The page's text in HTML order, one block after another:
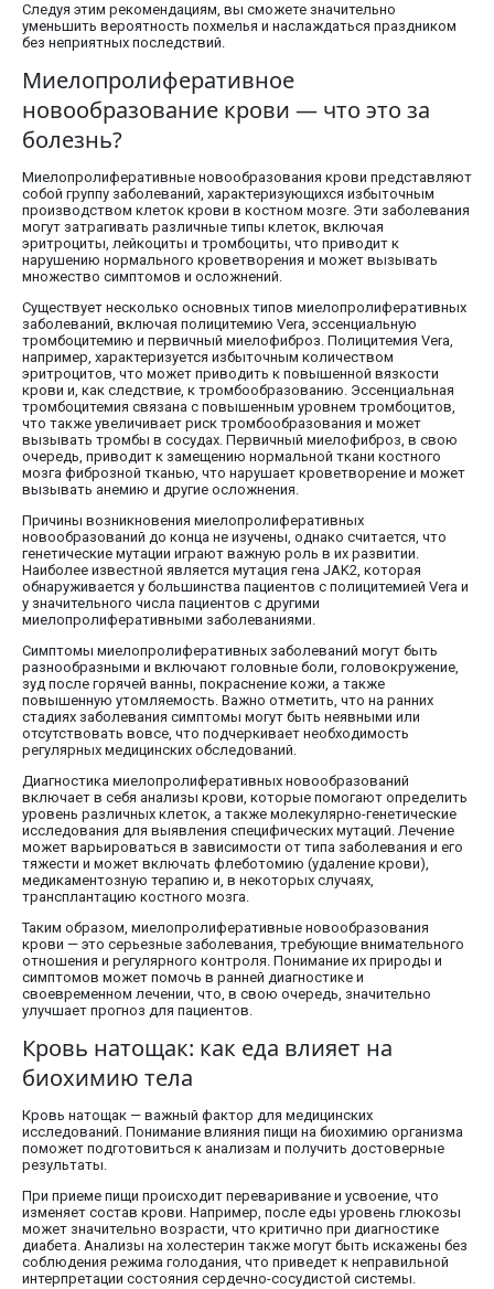
Следуя этим рекомендациям, вы сможете значительно
уменьшить вероятность похмелья и наслаждаться праздником
без неприятных последствий.
Миелопролиферативное
новообразование крови — что это за
болезнь?
Миелопролиферативные новообразования крови представляют
собой группу заболеваний, характеризующихся избыточным
производством клеток крови в костном мозге. Эти заболевания
могут затрагивать различные типы клеток, включая
эритроциты, лейкоциты и тромбоциты, что приводит к
нарушению нормального кроветворения и может вызывать
множество симптомов и осложнений.
Существует несколько основных типов миелопролиферативных
заболеваний, включая полицитемию Vera, эссенциальную
тромбоцитемию и первичный миелофиброз. Полицитемия Vera,
например, характеризуется избыточным количеством
эритроцитов, что может приводить к повышенной вязкости
крови и, как следствие, к тромбообразованию. Эссенциальная
тромбоцитемия связана с повышенным уровнем тромбоцитов,
что также увеличивает риск тромбообразования и может
вызывать тромбы в сосудах. Первичный миелофиброз, в свою
очередь, приводит к замещению нормальной ткани костного
мозга фиброзной тканью, что нарушает кроветворение и может
вызывать анемию и другие осложнения.
Причины возникновения миелопролиферативных
новообразований до конца не изучены, однако считается, что
генетические мутации играют важную роль в их развитии.
Наиболее известной является мутация гена JAK2, которая
обнаруживается у большинства пациентов с полицитемией Vera и
у значительного числа пациентов с другими
миелопролиферативными заболеваниями.
Симптомы миелопролиферативных заболеваний могут быть
разнообразными и включают головные боли, головокружение,
зуд после горячей ванны, покраснение кожи, а также
повышенную утомляемость. Важно отметить, что на ранних
стадиях заболевания симптомы могут быть неявными или
отсутствовать вовсе, что подчеркивает необходимость
регулярных медицинских обследований.
Диагностика миелопролиферативных новообразований
включает в себя анализы крови, которые помогают определить
уровень различных клеток, а также молекулярно-генетические
исследования для выявления специфических мутаций. Лечение
может варьироваться в зависимости от типа заболевания и его
тяжести и может включать флеботомию (удаление крови),
медикаментозную терапию и, в некоторых случаях,
трансплантацию костного мозга.
Таким образом, миелопролиферативные новообразования
крови — это серьезные заболевания, требующие внимательного
отношения и регулярного контроля. Понимание их природы и
симптомов может помочь в ранней диагностике и
своевременном лечении, что, в свою очередь, значительно
улучшает прогноз для пациентов.
Кровь натощак: как еда влияет на
биохимию тела
Кровь натощак — важный фактор для медицинских
исследований. Понимание влияния пищи на биохимию организма
поможет подготовиться к анализам и получить достоверные
результаты.
При приеме пищи происходит переваривание и усвоение, что
изменяет состав крови. Например, после еды уровень глюкозы
может значительно возрасти, что критично при диагностике
диабета. Анализы на холестерин также могут быть искажены без
соблюдения режима голодания, что приведет к неправильной
интерпретации состояния сердечно-сосудистой системы.